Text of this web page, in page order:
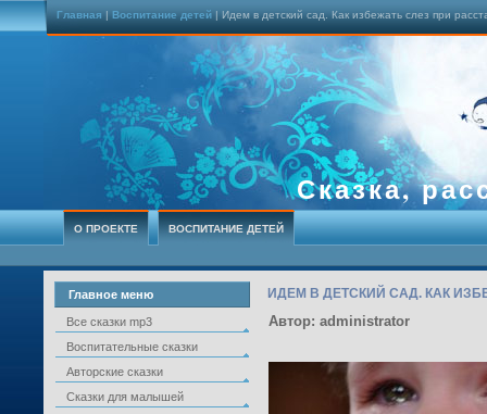
Главная | Воспитание детей | Идем в детский сад. Как избежать слез при
Сказка,
О ПРОЕКТЕ ВОСПИТАНИЕ ДЕТЕЙ
Главное меню
Все сказки mp3
Воспитательные сказки
Авторские сказки
Сказки для малышей
ИДЕМ В ДЕТСКИЙ САД. КАК
Автор: administrator